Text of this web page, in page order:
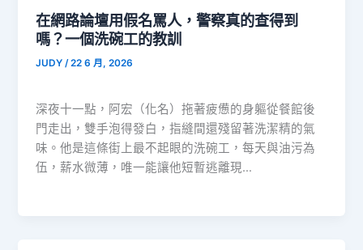
在網路論壇用假名罵人，警察真的查得到
嗎？一個洗碗工的教訓
JUDY/22 6 月, 2026
深夜十一點，阿宏（化名）拖著疲憊的身軀從餐館後
門走出，雙手泡得發白，指縫間還殘留著洗潔精的氣
味。他是這條街上最不起眼的洗碗工，每天與油污為
伍，薪水微薄，唯一能讓他短暫逃離現…